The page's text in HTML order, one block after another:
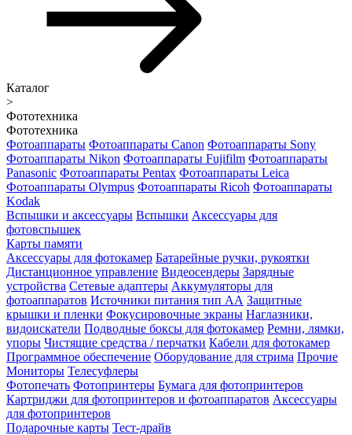
Каталог
>
Фототехника
Фототехника
Фотоаппараты Фотоаппараты Canon Фотоаппараты Sony
Фотоаппараты Nikon Фотоаппараты Fujifilm Фотоаппараты
Panasonic Фотоаппараты Pentax Фотоаппараты Leica
Фотоаппараты Olympus Фотоаппараты Ricoh Фотоаппараты
Kodak
Вспышки и аксессуары Вспышки Аксессуары для
фотовспышек
Карты памяти
Аксессуары для фотокамер Батарейные ручки, рукоятки
Дистанционное управление Видеосендеры Зарядные
устройства Сетевые адаптеры Аккумуляторы для
фотоаппаратов Источники питания тип АА Защитные
крышки и пленки Фокусировочные экраны Наглазники,
видоискатели Подводные боксы для фотокамер Ремни, лямки,
упоры Чистящие средства / перчатки Кабели для фотокамер
Программное обеспечение Оборудование для стрима Прочие
Мониторы Телесуфлеры
Фотопечать Фотопринтеры Бумага для фотопринтеров
Картриджи для фотопринтеров и фотоаппаратов Аксессуары
для фотопринтеров
Подарочные карты Тест-драйв